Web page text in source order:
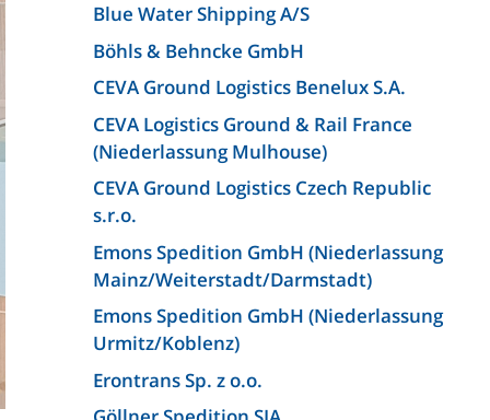
Blue Water Shipping A/S
Böhls & Behncke GmbH
CEVA Ground Logistics Benelux S.A.
CEVA Logistics Ground & Rail France
(Niederlassung Mulhouse)
CEVA Ground Logistics Czech Republic
s.r.o.
Emons Spedition GmbH (Niederlassung
Mainz/Weiterstadt/Darmstadt)
Emons Spedition GmbH (Niederlassung
Urmitz/Koblenz)
Erontrans Sp. z o.o.